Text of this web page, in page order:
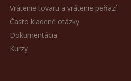
Vrátenie tovaru a vrátenie peňazí
Často kladené otázky
Dokumentácia
Kurzy